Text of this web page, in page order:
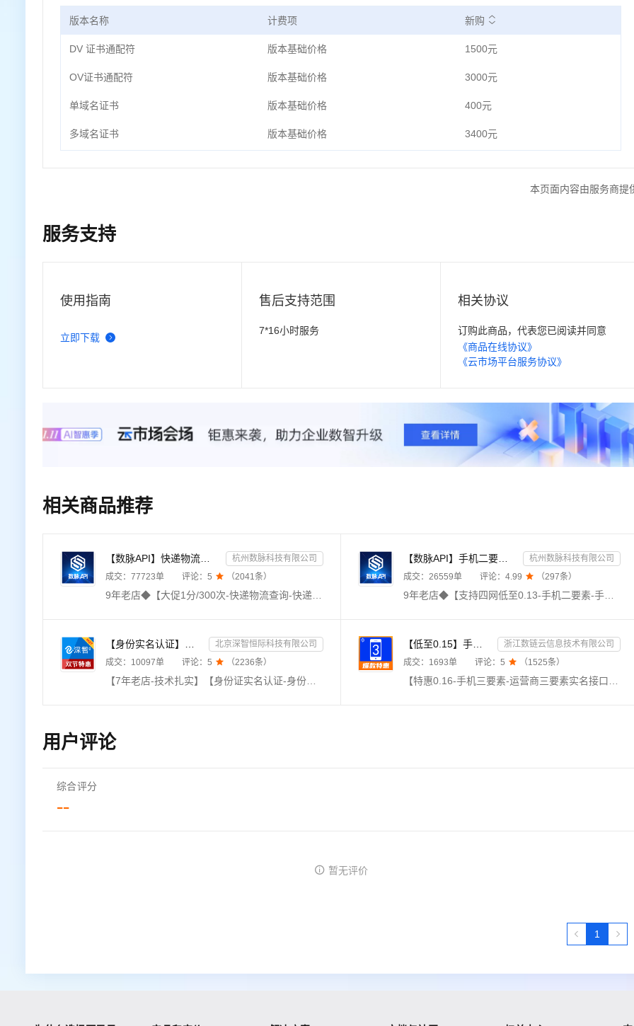
版本名称 计费项 新购
DV 证书通配符 版本基础价格 1500元
OV证书通配符 版本基础价格 3000元
单域名证书 版本基础价格 400元
多域名证书 版本基础价格 3400元
本页面内容由服务商提
服务支持
使用指南
立即下载
售后支持范围
7*16小时服务
相关协议
订购此商品，代表您已阅读并同意
《商品在线协议》
《云市场平台服务协议》
相关商品推荐
【数脉API】快递物流查询-快递查询-快递物流-物流快递-快递查询-快递物流查询-快递物流查询-快递信息轨迹...
杭州数脉科技有限公司
成交： 77723单 评论： 5  （2041条）
9年老店◆【大促1分/300次-快递物流查询-快递查询-快递物流查询-物流查询-快递物流查询-快递单号查询-快递查询-快递物流查询-快递信息查询-快递查询-快递物流查询-物流记录跟踪查询接口】输入快递单号和快递代号查询实时物流信息。该接口支持单号自动识别，可查询国内外上千家物流快递公司的物流跟踪服务，包括顺丰、圆通、申通、中通、韵达等主流快递公司。欢迎新老客户采购咨询享5折优惠！
【数脉API】手机二要素-手机二要素-手机二要素-运营商实名验证-实名认证接口-运营商二要素验证-手机二要素...
杭州数脉科技有限公司
成交： 26559单 评论： 4.99  （297条）
9年老店◆【支持四网低至0.13-手机二要素-手机二要素-手机二要素验证-运营商二要素-手机二要素验证-手机二要素核验-手机实名认证核验验证-手机号核验验证】传入姓名、手机号码，校验此两项是否一致，支持三网（移动、电信、联通）。官方权威数据，仅供高质接口，实时校验结果，可支持高并发，24h技术专家在线对接。口碑商家◆品质保障◆金牌售后—阿里云6星级金牌服务商
【身份实名认证】身份证二要素核验-身份证实名认证-身份证二要素-身份证实名-身份证实名认证-身份实名认证
北京深智恒际科技有限公司
成交： 10097单 评论： 5  （2236条）
【7年老店-技术扎实】【身份证实名认证-身份证二要素】【免费赠送OCR产品】【精品API提供精品服务】身份实名认证二要素接口是根据核对姓名和身份证号码是否一致，进而核验个人身份真伪。身份实名认证-身份证-身份实名认证核验-身份实名认证-实名认证-身份证实名认证查询-身份实名认证-中国港澳台身份实名认证-身份实名认证查询-身份证认证-身份证实名】【有问题随时联系客服，及时响应】
【低至0.15】手机三要素-手机三要素认证-手机三要素实名认证-运营商三要素认证-实名认证-三要素接口api-...
浙江数链云信息技术有限公司
成交： 1693单 评论： 5  （1525条）
【特惠0.16-手机三要素-运营商三要素实名接口-三要素数据api-支持四网合一】★输入姓名、身份证号码、手机号码，验证三要素信息是否一致，返回验证结果。现已更新支持四网运营商（移动，电信，联通，广电）。直连运营商官方渠道，实时精准核验，拒绝缓存，支持高并发。24h不间断运维，专业技术支持在线服务。目前已服务国内多家知名企事业单位。
用户评论
综合评分
--
暂无评价
1